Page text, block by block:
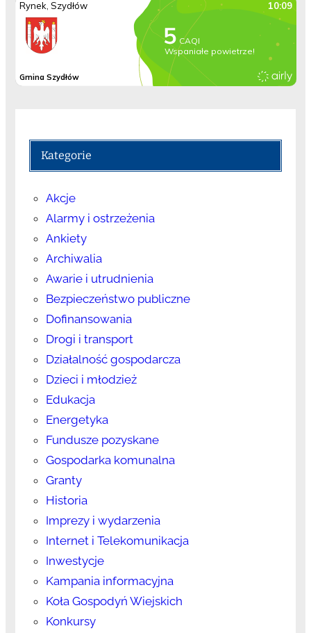
Kategorie
Akcje
Alarmy i ostrzeżenia
Ankiety
Archiwalia
Awarie i utrudnienia
Bezpieczeństwo publiczne
Dofinansowania
Drogi i transport
Działalność gospodarcza
Dzieci i młodzież
Edukacja
Energetyka
Fundusze pozyskane
Gospodarka komunalna
Granty
Historia
Imprezy i wydarzenia
Internet i Telekomunikacja
Inwestycje
Kampania informacyjna
Koła Gospodyń Wiejskich
Konkursy